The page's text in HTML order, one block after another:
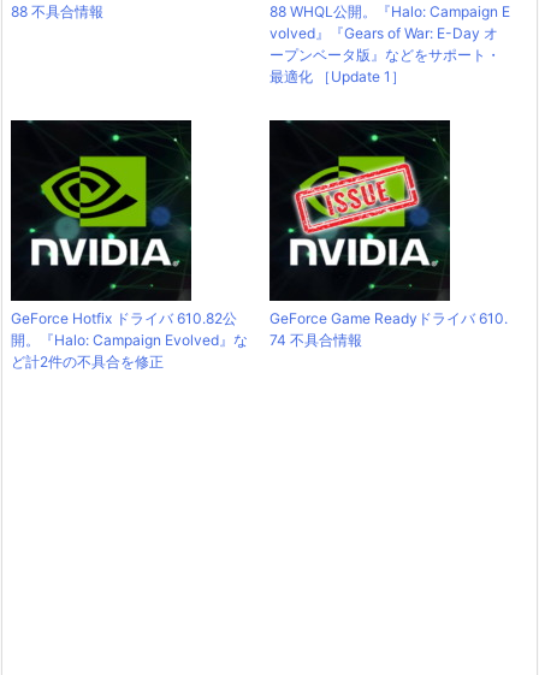
88 不具合情報
88 WHQL公開。『Halo: Campaign E
volved』『Gears of War: E-Day オ
ープンベータ版』などをサポート・
最適化 ［Update 1］
GeForce Hotfix ドライバ 610.82公
開。『Halo: Campaign Evolved』な
ど計2件の不具合を修正
GeForce Game Readyドライバ 610.
74 不具合情報